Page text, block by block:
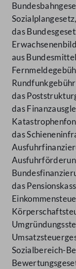
das
aus
das
das
das
das
Sozialbereich-